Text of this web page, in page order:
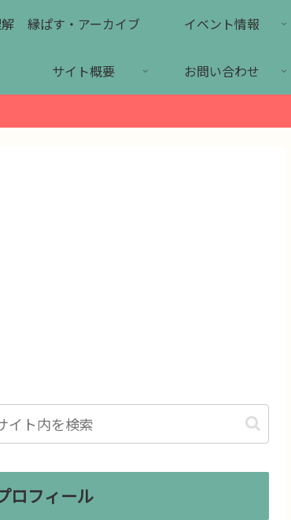
縁ぱす・アーカイブ イベント情報
サイト概要 お問い合わせ
ロフィール